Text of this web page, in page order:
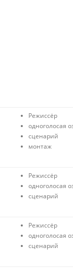
Режиссёр
одноголосая
сценарий
монтаж
Режиссёр
одноголосая
сценарий
Режиссёр
одноголосая
сценарий